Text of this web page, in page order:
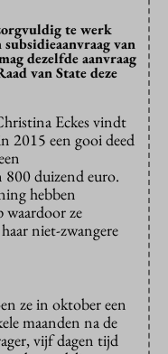
te werk
van
dezelfde aanvraag
van State deze
Eckes vindt
2015 een gooi deed
800 duizend euro.
hebben
waardoor ze
niet-zwangere
ze in oktober een
maanden na de
vijf dagen tijd